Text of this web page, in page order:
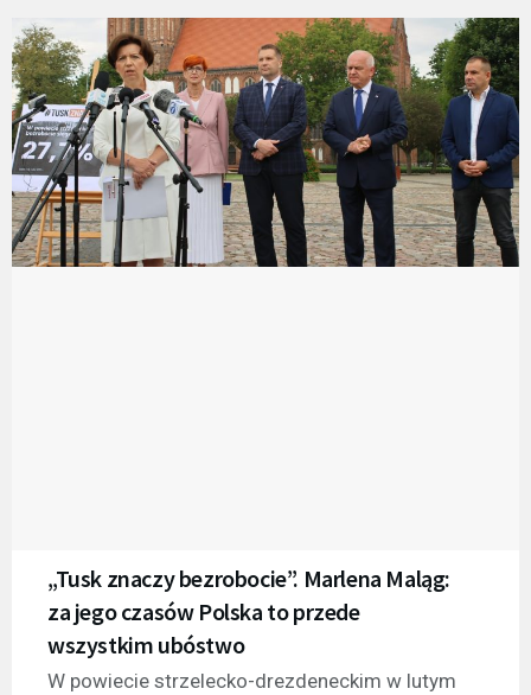
„Tusk znaczy bezrobocie”. Marlena Maląg:
za jego czasów Polska to przede
wszystkim ubóstwo
W powiecie strzelecko-drezdeneckim w lutym